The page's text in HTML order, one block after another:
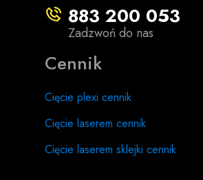
883 200 053
Zadzwoń do nas
Cennik
Cięcie plexi cennik
Cięcie laserem cennik
Cięcie laserem sklejki cennik